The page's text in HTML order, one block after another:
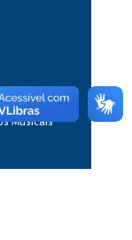
Musicais